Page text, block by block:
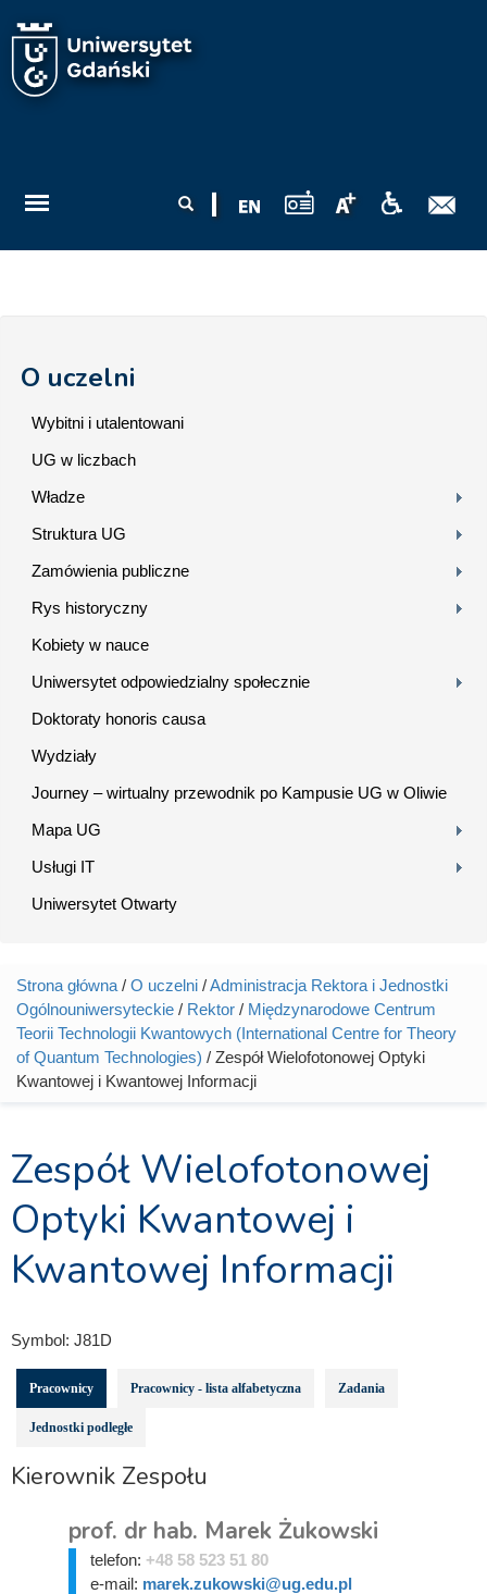
wyszukiwania
O uczelni
Wybitni i utalentowani
UG w liczbach
Władze
Struktura UG
Zamówienia publiczne
Rys historyczny
Kobiety w nauce
Uniwersytet odpowiedzialny społecznie
Doktoraty honoris causa
Wydziały
Journey – wirtualny przewodnik po Kampusie UG w Oliwie
Mapa UG
Usługi IT
Uniwersytet Otwarty
Jesteś tutaj
Strona główna / O uczelni /Administracja Rektora i Jednostki
Ogólnouniwersyteckie / Rektor / Międzynarodowe Centrum
Teorii Technologii Kwantowych (International Centre for Theory
of Quantum Technologies) / Zespół Wielofotonowej Optyki
Kwantowej i Kwantowej Informacji
Zespół Wielofotonowej
Optyki Kwantowej i
Kwantowej Informacji
Symbol: J81D
Pracownicy Pracownicy - lista alfabetyczna Zadania
Jednostki podległe
Kierownik Zespołu
prof. dr hab. Marek Żukowski
telefon: +48 58 523 51 80
e-mail: marek.zukowski@ug.edu.pl